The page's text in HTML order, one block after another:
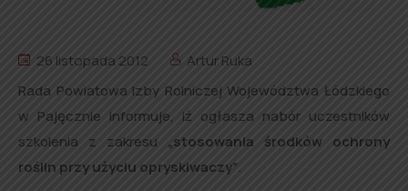
26 listopada 2012
Artur Ruka
Rada Powiatowa Izby Rolniczej Województwa Łódzkiego
w Pajęcznie informuje, iż ogłasza nabór uczestników
szkolenia z zakresu „stosowania środków ochrony
roślin przy użyciu opryskiwaczy”.